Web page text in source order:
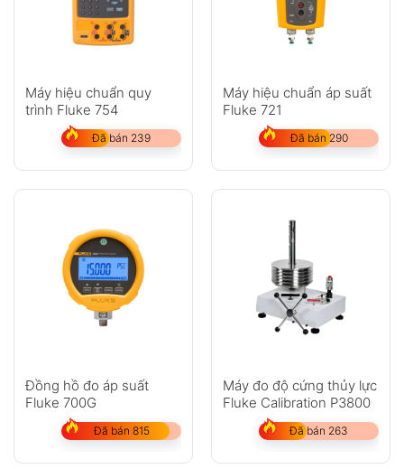
Máy hiệu chuẩn quy
trình Fluke 754
Đã bán 239
Máy hiệu chuẩn áp suất
Fluke 721
Đã bán 290
Đồng hồ đo áp suất
Fluke 700G
Đã bán 815
Máy đo độ cứng thủy lực
Fluke Calibration P3800
Đã bán 263